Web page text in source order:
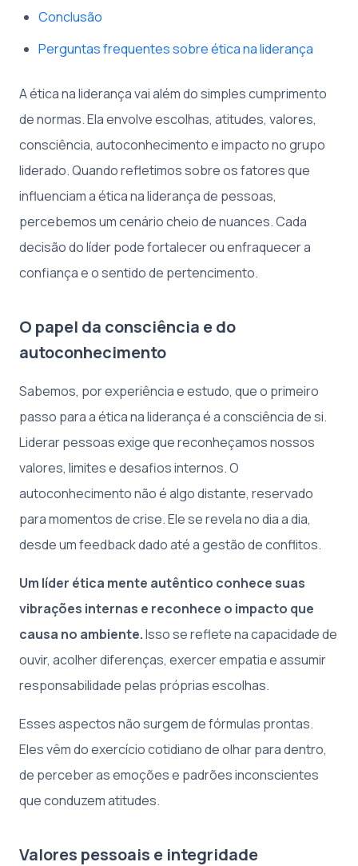
Conclusão
Perguntas frequentes sobre ética na liderança
A ética na liderança vai além do simples cumprimento
de normas. Ela envolve escolhas, atitudes, valores,
consciência, autoconhecimento e impacto no grupo
liderado. Quando refletimos sobre os fatores que
influenciam a ética na liderança de pessoas,
percebemos um cenário cheio de nuances. Cada
decisão do líder pode fortalecer ou enfraquecer a
confiança e o sentido de pertencimento.
O papel da consciência e do
autoconhecimento
Sabemos, por experiência e estudo, que o primeiro
passo para a ética na liderança é a consciência de si.
Liderar pessoas exige que reconheçamos nossos
valores, limites e desafios internos. O
autoconhecimento não é algo distante, reservado
para momentos de crise. Ele se revela no dia a dia,
desde um feedback dado até a gestão de conflitos.
Um líder ética mente autêntico conhece suas
vibrações internas e reconhece o impacto que
causa no ambiente.Isso se reflete na capacidade de
ouvir, acolher diferenças, exercer empatia e assumir
responsabilidade pelas próprias escolhas.
Esses aspectos não surgem de fórmulas prontas.
Eles vêm do exercício cotidiano de olhar para dentro,
de perceber as emoções e padrões inconscientes
que conduzem atitudes.
Valores pessoais e integridade